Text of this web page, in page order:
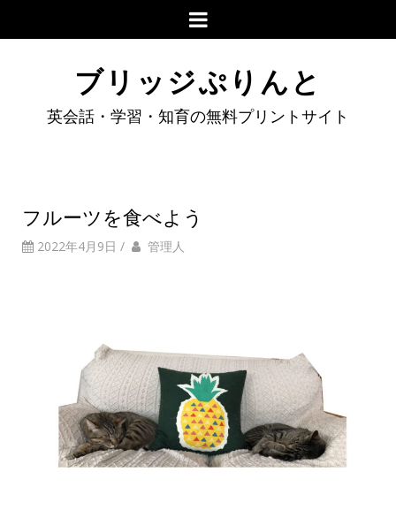
ブリッジぷりんと
英会話・学習・知育の無料プリントサイト
フルーツを食べよう
2022年4月9日 / 管理人